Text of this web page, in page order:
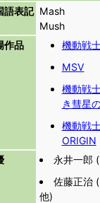
語表記 Mash
Mush
作品
機動戦
MSV
機動戦
き彗星
機動戦
ORIGIN
永井一郎
佐藤正治
他)